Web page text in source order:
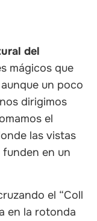
del
mágicos que
un poco
dirigimos
el
las vistas
en un
el “Coll
en la rotonda